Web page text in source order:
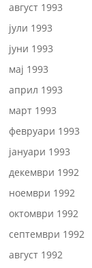
август 1993
јули 1993
јуни 1993
мај 1993
април 1993
март 1993
февруари 1993
јануари 1993
декември 1992
ноември 1992
октомври 1992
септември 1992
август 1992